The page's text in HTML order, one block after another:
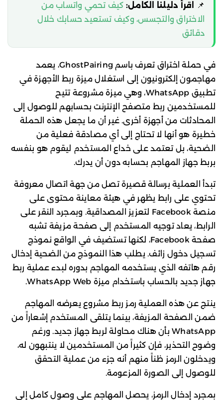
📌 اقرأ دليلنا الكامل: كيف تحمي واتساب من
الاختراق والتجسس، وكيف تستعيد حسابك خلال
دقائق
في حملة اختراق تعرف باسم GhostPairing، يعمد
مهاجمون إلكترونيون إلى استغلال ميزة ربط الأجهزة في
تطبيق WhatsApp، وهي ميزة مشروعة تتيح
للمستخدمين ربط متصفح الإنترنت بحسابهم للوصول إلى
المحادثات من أجهزة أخرى. غير أن ما يجعل هذه الحملة
خطيرة هو أنها لا تحتاج إلى أي مصادقة فعلية من
الضحية، بل تعتمد على خداع المستخدم ليقوم هو بنفسه
بربط جهاز المهاجم بحسابه دون أن يدرك.
تبدأ العملية برسالة قصيرة تصل من جهة اتصال معروفة
تحتوي على رابط يظهر في هيئة معاينة محتوى على
منصة Facebook لتعزيز المصداقية. وبمجرد النقر على
الرابط، يعاد توجيه المستخدم إلى صفحة مزيفة تشبه
صفحة Facebook، لكنها تستضيف في الواقع نموذج
تسجيل دخول زائف. يطلب هذا النموذج من الضحية إدخال
رقم هاتفه الذي يستخدمه المهاجم بدوره لبدء عملية ربط
جهاز جديد بالحساب باستخدام ميزة WhatsApp Web.
ينتج عن هذه العملية رمز ربط مشروع يعرضه المهاجم
ضمن الصفحة المزيفة، بينما يتلقى المستخدم إشعاراً من
WhatsApp بأن هناك محاولة لربط جهاز جديد. ورغم
وضوح التحذير، فإن كثيراً من المستخدمين لا ينتبهون له،
ويدخلون الرمز ظناً منهم أنه جزء من عملية التحقق
للوصول إلى الصورة المزعومة.
بمجرد إدخال الرمز، يحصل المهاجم على وصول كامل إلى